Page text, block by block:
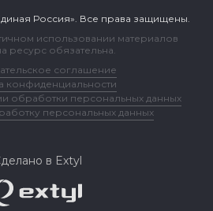
Россия». Все права защищены.
использовании материалов
ресурс обязательна.
соглашение
конфиденциальности
обработки персональных данных
персональных данных
в Extyl